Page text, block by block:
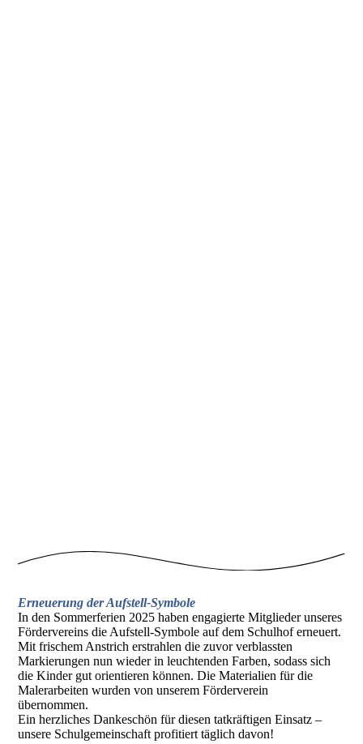
Erneuerung der Aufstell-Symbole
In den Sommerferien 2025 haben engagierte Mitglieder unseres
Fördervereins die Aufstell-Symbole auf dem Schulhof erneuert.
Mit frischem Anstrich erstrahlen die zuvor verblassten
Markierungen nun wieder in leuchtenden Farben, sodass sich
die Kinder gut orientieren können. Die Materialien für die
Malerarbeiten wurden von unserem Förderverein
übernommen.
Ein herzliches Dankeschön für diesen tatkräftigen Einsatz –
unsere Schulgemeinschaft profitiert täglich davon!